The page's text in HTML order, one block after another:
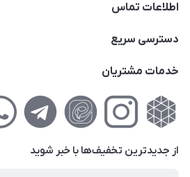
اطلاعات تماس
02177111474
کوچه گلریز 4 غربی ، پلاک 13
دسترسی سریع
حساب کاربری
لیست محصولات
خدمات مشتریان
راهنمای‌خرید‌آنلاین
حریم خصوصی
فروش‌اقساطی
از جدید‌ترین تخفیف‌ها با‌ خبر شوید